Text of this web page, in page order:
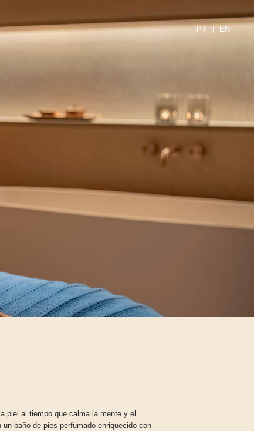
PT EN
piel al tiempo que calma la mente y el
baño de pies perfumado enriquecido con